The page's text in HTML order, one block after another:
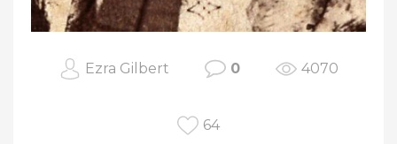
Ezra Gilbert 0 4070
64